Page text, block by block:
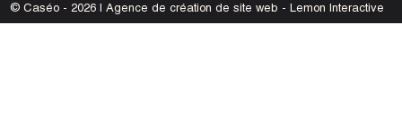
© Caséo - 2026 | Agence de création de site web - Lemon Interactive